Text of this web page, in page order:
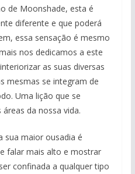
de Moonshade, esta é
diferente e que poderá
essa sensação é mesmo
nos dedicamos a este
as suas diversas
mesmas se integram de
Uma lição que se
da nossa vida.
sua maior ousadia é
falar mais alto e mostrar
confinada a qualquer tipo